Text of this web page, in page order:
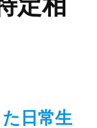
日常生